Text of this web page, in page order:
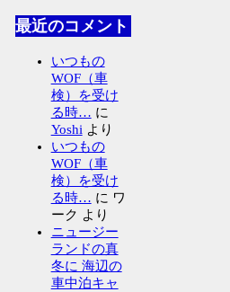
最近のコメント
いつもの
WOF（車
検）を受け
る時… に
Yoshi より
いつもの
WOF（車
検）を受け
る時… に ワ
ーク より
ニュージー
ランドの真
冬に 海辺の
車中泊キャ